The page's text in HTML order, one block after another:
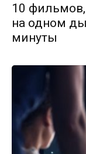
10 фильмов,
на одном
минуты